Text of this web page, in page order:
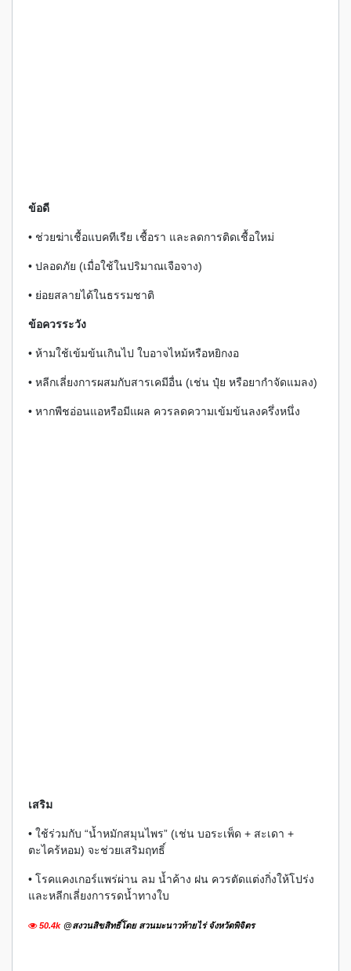
ข้อดี
• ช่วยฆ่าเชื้อแบคทีเรีย เชื้อรา และลดการติดเชื้อใหม่
• ปลอดภัย (เมื่อใช้ในปริมาณเจือจาง)
• ย่อยสลายได้ในธรรมชาติ
ข้อควรระวัง
• ห้ามใช้เข้มข้นเกินไป ใบอาจไหม้หรือหยิกงอ
• หลีกเลี่ยงการผสมกับสารเคมีอื่น (เช่น ปุ๋ย หรือยากำจัดแมลง)
• หากพืชอ่อนแอหรือมีแผล ควรลดความเข้มข้นลงครึ่งหนึ่ง
เสริม
• ใช้ร่วมกับ “น้ำหมักสมุนไพร” (เช่น บอระเพ็ด + สะเดา +
ตะไคร้หอม) จะช่วยเสริมฤทธิ์
• โรคแคงเกอร์แพร่ผ่าน ลม น้ำค้าง ฝน ควรตัดแต่งกิ่งให้โปร่ง
และหลีกเลี่ยงการรดน้ำทางใบ
50.4k @สงวนสิขสิทธิ์โดย สวนมะนาวท้ายไร่ จังหวัดพิจิตร